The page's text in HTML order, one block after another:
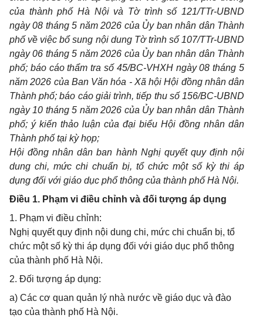
của thành phố Hà Nội và Tờ trình số 121/TTr-UBND
ngày 08 tháng 5 năm 2026 của Ủy ban nhân dân Thành
phố về việc bổ sung nội dung Tờ trình số 107/TTr-UBND
ngày 06 tháng 5 năm 2026 của Ủy ban nhân dân Thành
phố; báo cáo thẩm tra số 45/BC-VHXH ngày 08 tháng 5
năm 2026 của Ban Văn hóa - Xã hội Hội đồng nhân dân
Thành phố; báo cáo giải trình, tiếp thu số 156/BC-UBND
ngày 10 tháng 5 năm 2026 của Ủy ban nhân dân Thành
phố; ý kiến thảo luận của đại biểu Hội đồng nhân dân
Thành phố tại kỳ họp;
Hội đồng nhân dân ban hành Nghị quyết quy định nội
dung chi, mức chi chuẩn bị, tổ chức một số kỳ thi áp
dụng đối với giáo dục phổ thông của thành phố Hà Nội.
Điều 1. Phạm vi điều chỉnh và đối tượng áp dụng
1. Phạm vi điều chỉnh:
Nghị quyết quy định nội dung chi, mức chi chuẩn bị, tổ
chức một số kỳ thi áp dụng đối với giáo dục phổ thông
của thành phố Hà Nội.
2. Đối tượng áp dụng:
a) Các cơ quan quản lý nhà nước về giáo dục và đào
tạo của thành phố Hà Nội.